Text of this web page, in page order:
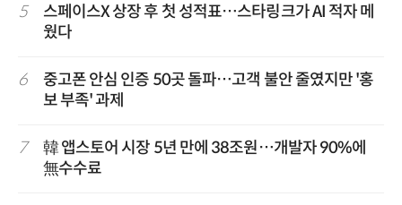
5
스페이스X 상장 후 첫 성적표…스타링크가 AI 적자 메
웠다
6
중고폰 안심 인증 50곳 돌파…고객 불안 줄였지만 '홍
보 부족' 과제
7
韓 앱스토어 시장 5년 만에 38조원…개발자 90%에
無수수료